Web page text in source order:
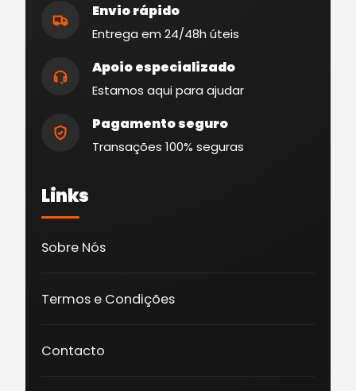
Envio rápido
Entrega em 24/48h úteis
Apoio especializado
Estamos aqui para ajudar
Pagamento seguro
Transações 100% seguras
Links
Sobre Nós
Termos e Condições
Contacto